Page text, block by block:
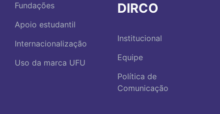
Fundações
Apoio estudantil
Internacionalização
Uso da marca UFU
DIRCO
Institucional
Equipe
Política de
Comunicação